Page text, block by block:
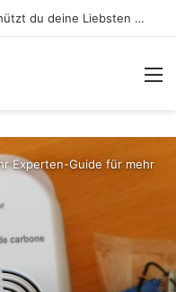
Warum nachts die Brandgefahr am größten ist – Was du wissen musst
Experten-Guide für mehr